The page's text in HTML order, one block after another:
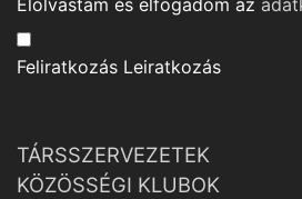
Elolvastam és elfogadom az
Feliratkozás Leiratkozás
TÁRSSZERVEZETEK
KÖZÖSSÉGI KLUBOK